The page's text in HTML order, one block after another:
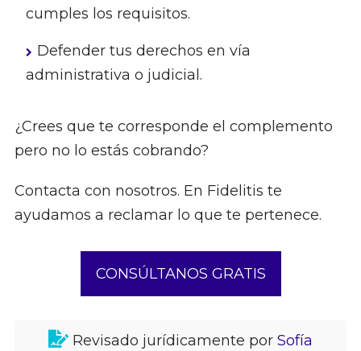
cumples los requisitos.
Defender tus derechos en vía
administrativa o judicial.
¿Crees que te corresponde el complemento
pero no lo estás cobrando?
Contacta con nosotros. En Fidelitis te
ayudamos a reclamar lo que te pertenece.
CONSÚLTANOS GRATIS
Revisado jurídicamente por Sofía